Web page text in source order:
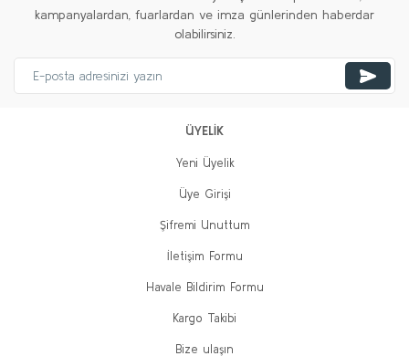
kampanyalardan, fuarlardan ve imza günlerinden haberdar
olabilirsiniz.
ÜYELİK
Yeni Üyelik
Üye Girişi
Şifremi Unuttum
İletişim Formu
Havale Bildirim Formu
Kargo Takibi
Bize ulaşın